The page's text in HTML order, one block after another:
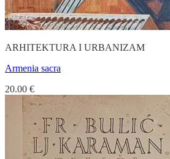
ARHITEKTURA I URBANIZAM
Armenia sacra
20.00 €